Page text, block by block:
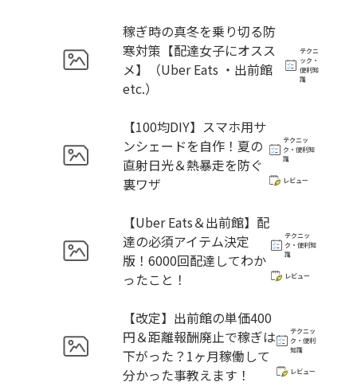
稼ぎ時の真冬を乗り切る防
寒対策【配達女子にオスス
メ】（Uber Eats ・出前館
etc.）
テクニ
ック・
便利知
識
【100均DIY】スマホ用サ
ンシェードを自作！夏の
直射日光＆熱暴走を防ぐ
裏ワザ
テクニッ
ク・便利知
識
レビュー
【Uber Eats＆出前館】配
達の必須アイテム決定
版！6000回配達してわか
ったこと！
テクニッ
ク・便利知
識
レビュー
【改定】出前館の単価400
円＆距離報酬廃止で稼ぎは
下がった？1ヶ月稼働して
分かった事教えます！
テクニッ
ク・便利
知識
レビュー